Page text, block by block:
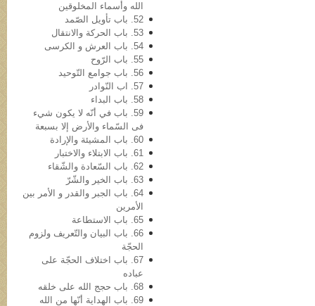
الله وأسماء المخلوقین
52. باب تأویل الصّمد
53. باب الحرکة والانتقال
54. باب العرش و الکرسی
55. باب الرّوح
56. باب جوامع التّوحید
57. اب النّوادر
58. باب البداء
59. باب في أنّه لا یکون شيء
فی السّماء والأرض إلا بسبعة
60. باب المشیئة والإرادة
61. باب الابتلاء والاختبار
62. باب السّعادة والشّقاء
63. باب الخیر والشّرّ
64. باب الجبر والقدر و الأمر بین
الأمرین
65. باب الاستطاعة
66. باب البیان والتّعریف ولزوم
الحجّة
67. باب اختلاف الحجّة على
عباده
68. باب حجج الله علی خلقه
69. باب الهدایة أنّها من الله